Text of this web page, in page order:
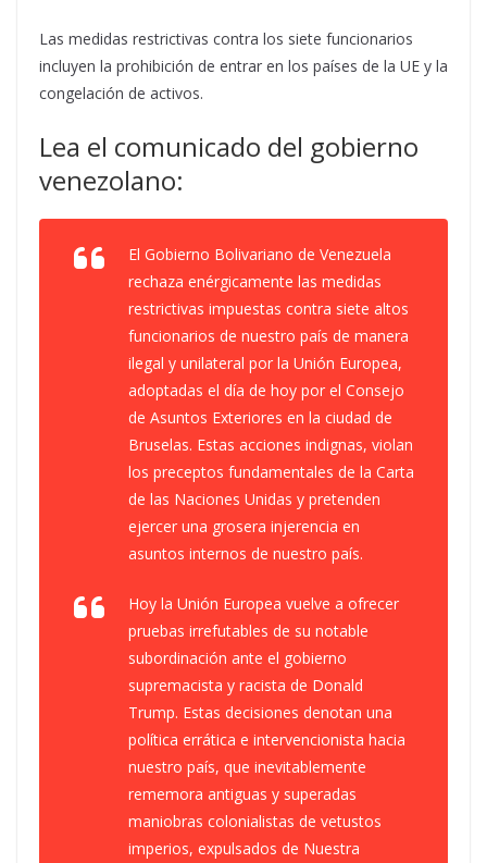
Las medidas restrictivas contra los siete funcionarios
incluyen la prohibición de entrar en los países de la UE y la
congelación de activos.
Lea el comunicado del gobierno
venezolano:
El Gobierno Bolivariano de Venezuela
rechaza enérgicamente las medidas
restrictivas impuestas contra siete altos
funcionarios de nuestro país de manera
ilegal y unilateral por la Unión Europea,
adoptadas el día de hoy por el Consejo
de Asuntos Exteriores en la ciudad de
Bruselas. Estas acciones indignas, violan
los preceptos fundamentales de la Carta
de las Naciones Unidas y pretenden
ejercer una grosera injerencia en
asuntos internos de nuestro país.
Hoy la Unión Europea vuelve a ofrecer
pruebas irrefutables de su notable
subordinación ante el gobierno
supremacista y racista de Donald
Trump. Estas decisiones denotan una
política errática e intervencionista hacia
nuestro país, que inevitablemente
rememora antiguas y superadas
maniobras colonialistas de vetustos
imperios, expulsados de Nuestra